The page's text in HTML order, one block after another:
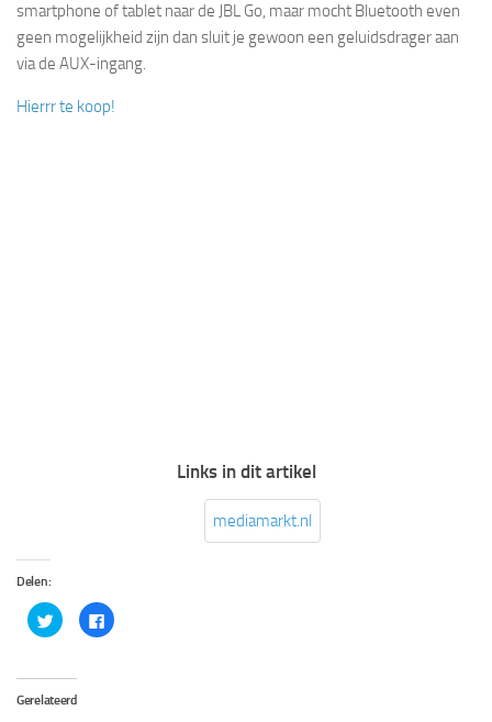
smartphone of tablet naar de JBL Go, maar mocht Bluetooth even
geen mogelijkheid zijn dan sluit je gewoon een geluidsdrager aan
via de AUX-ingang.
Hierrr te koop!
Links in dit artikel
mediamarkt.nl
Delen:
Klik
om
Twitter
(Wordt
in
Klik
om
Gerelateerd